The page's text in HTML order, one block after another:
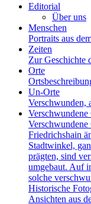
Editorial
Über uns
Menschen
Portraits aus
Zeiten
Zur Geschichte
Orte
Un-Orte
Verschwunden,
Verschwundene
Friedrichshain
Stadtwinkel,
prägten, sind
umgebaut. Auf
solche
Historische
Ansichten aus